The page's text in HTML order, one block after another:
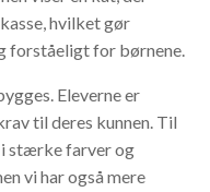
hvilket gør
forståeligt for børnene.
Eleverne er
til deres kunnen. Til
stærke farver og
vi har også mere